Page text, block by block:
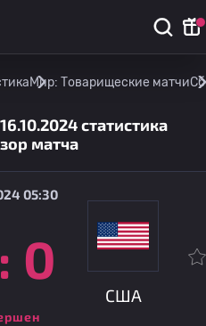
Мир: Товарищеские матчи
статистика
матча
05:30
: 0
США